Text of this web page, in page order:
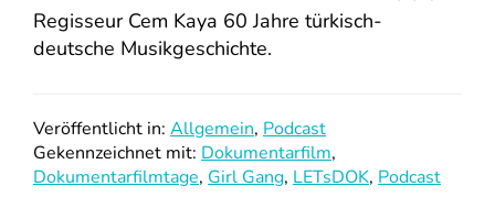
Regisseur Cem Kaya 60 Jahre türkisch-
deutsche Musikgeschichte.
Veröffentlicht in: Allgemein, Podcast
Gekennzeichnet mit: Dokumentarfilm,
Dokumentarfilmtage, Girl Gang, LETsDOK, Podcast